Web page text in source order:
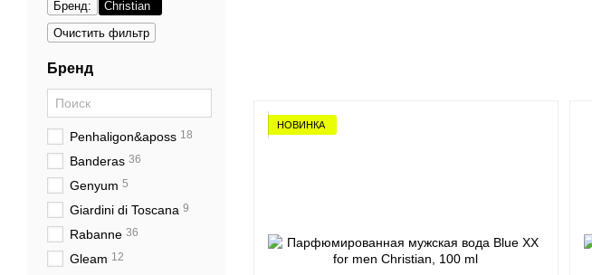
НОВИНКА
Бренд:
Christian
Очистить фильтр
Бренд
Penhaligon&aposs 18
Banderas 36
Genyum 5
Giardini di Toscana 9
Rabanne 36
Gleam 12